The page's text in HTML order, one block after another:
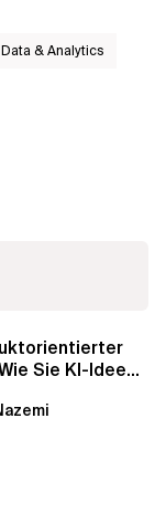
Data & Analytics
Sie KI-Ideen